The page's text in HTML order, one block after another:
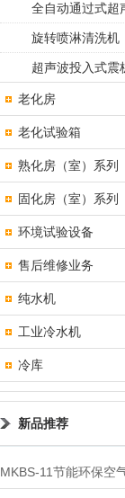
全自动通过式超
旋转喷淋清洗机
超声波投入式震
老化房
老化试验箱
熟化房（室）系列
固化房（室）系列
环境试验设备
售后维修业务
纯水机
工业冷水机
冷库
新品推荐
MKBS-11节能环保空